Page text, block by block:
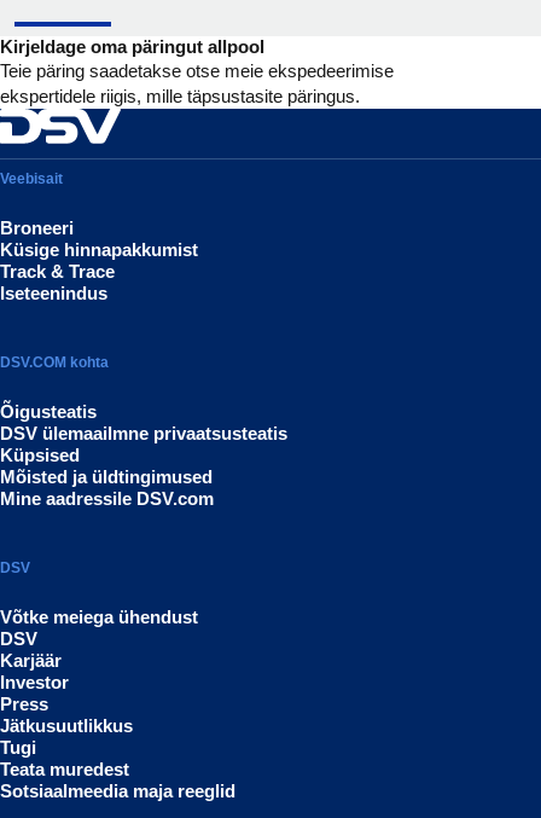
Kirjeldage oma päringut allpool
Teie päring saadetakse otse meie ekspedeerimise
ekspertidele riigis, mille täpsustasite päringus.
Veebisait
Broneeri
Küsige hinnapakkumist
Track & Trace
Iseteenindus
DSV.COM kohta
Õigusteatis
DSV ülemaailmne privaatsusteatis
Küpsised
Mõisted ja üldtingimused
Mine aadressile DSV.com
DSV
Võtke meiega ühendust
DSV
Karjäär
Investor
Press
Jätkusuutlikkus
Tugi
Teata muredest
Sotsiaalmeedia maja reeglid